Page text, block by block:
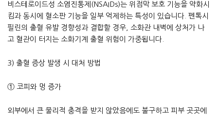
비스테로이드성 소염진통제(NSAIDs)는 위점막 보호 기능을 약화시
킴과 동시에 혈소판 기능을 일부 억제하는 특성이 있습니다. 펜톡시
필린의 출혈 유발 경향성과 결합할 경우, 소화관 내벽에 상처가 나
고 혈관이 터지는 소화기계 출혈 위험이 가중됩니다.
3) 출혈 증상 발생 시 대처 방법
① 코피와 멍 증가
외부에서 큰 물리적 충격을 받지 않았음에도 불구하고 피부 곳곳에